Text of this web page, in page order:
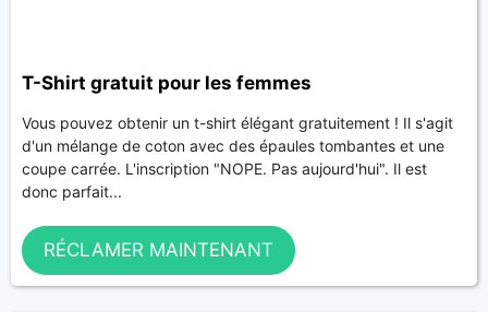
T-Shirt gratuit pour les femmes
Vous pouvez obtenir un t-shirt élégant gratuitement ! Il s'agit
d'un mélange de coton avec des épaules tombantes et une
coupe carrée. L'inscription "NOPE. Pas aujourd'hui". Il est
donc parfait...
RÉCLAMER MAINTENANT